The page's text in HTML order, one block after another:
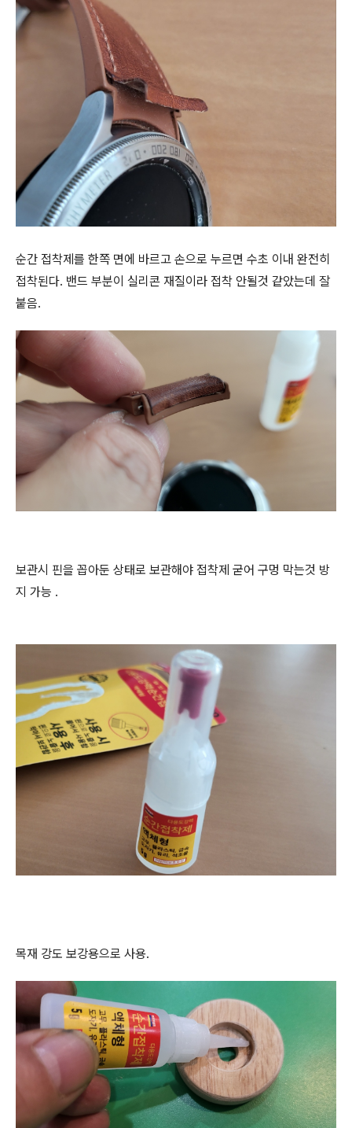
순간 접착제를 한쪽 면에 바르고 손으로 누르면 수초 이내 완전히
접착된다. 밴드 부분이 실리콘 재질이라 접착 안될것 같았는데 잘
붙음.
보관시 핀을 꼽아둔 상태로 보관해야 접착제 굳어 구멍 막는것 방
지 가능 .
목재 강도 보강용으로 사용.